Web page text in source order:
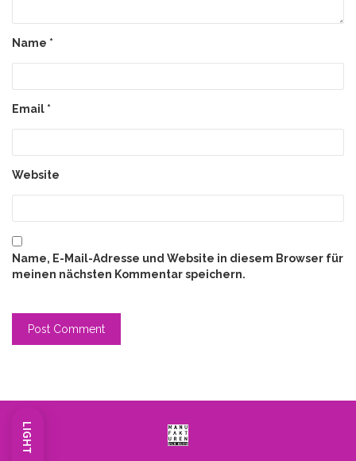
LIGHT
Name *
Email *
Website
Name, E-Mail-Adresse und Website in diesem Browser für
meinen nächsten Kommentar speichern.